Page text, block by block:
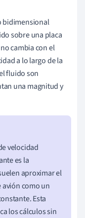
bidimensional
sobre una placa
cambia con el
a lo largo de la
fluido son
una magnitud y
velocidad
es la
aproximar el
como un
Esta
los cálculos sin